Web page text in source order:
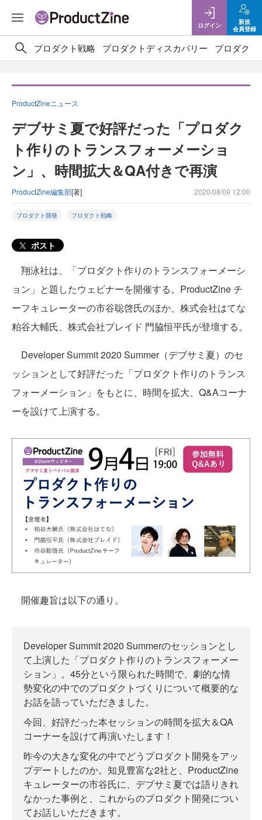
ログイン
新規
会員登録
プロダクト戦略 プロダクトディスカバリー プロダクト
ProductZineニュース
デブサミ夏で好評だった「プロダク
ト作りのトランスフォーメーショ
ン」、時間拡大＆QA付きで再演
ProductZine編集部[著] 2020/08/09 12:00
プロダクト開発 プロダクト戦略
ポスト
翔泳社は、「プロダクト作りのトランスフォーメーシ
ョン」と題したウェビナーを開催する。ProductZine チ
ーフキュレーターの市谷聡啓氏のほか、株式会社はてな
粕谷大輔氏、株式会社プレイド 門脇恒平氏が登壇する。
Developer Summit 2020 Summer（デブサミ夏）のセ
ッションとして好評だった「プロダクト作りのトランス
フォーメーション」をもとに、時間を拡大、Q&Aコーナ
ーを設けて上演する。
開催趣旨は以下の通り。
Developer Summit 2020 Summerのセッションとし
て上演した「プロダクト作りのトランスフォーメー
ション」。45分という限られた時間で、劇的な情
勢変化の中でのプロダクトづくりについて概要的な
お話を語っていただきました。
今回、好評だった本セッションの時間を拡大＆QA
コーナーを設けて再演いたします！
昨今の大きな変化の中でどうプロダクト開発をアッ
プデートしたのか。知見豊富な2社と、ProductZine
キュレーターの市谷氏に、デブサミ夏では語りきれ
なかった事例と、これからのプロダクト開発につい
てお話しいただきます。